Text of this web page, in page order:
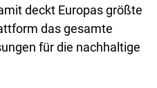
deckt Europas größte
das gesamte
für die nachhaltige